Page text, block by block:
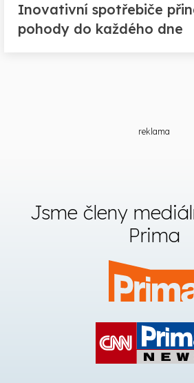
Inovativní spotřebiče
pohody do každého dne
reklama
Jsme členy
Prima